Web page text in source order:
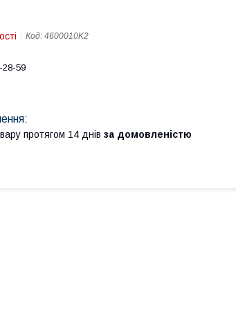
Код: 4600010K2
28-59
протягом 14 днів за домовленістю